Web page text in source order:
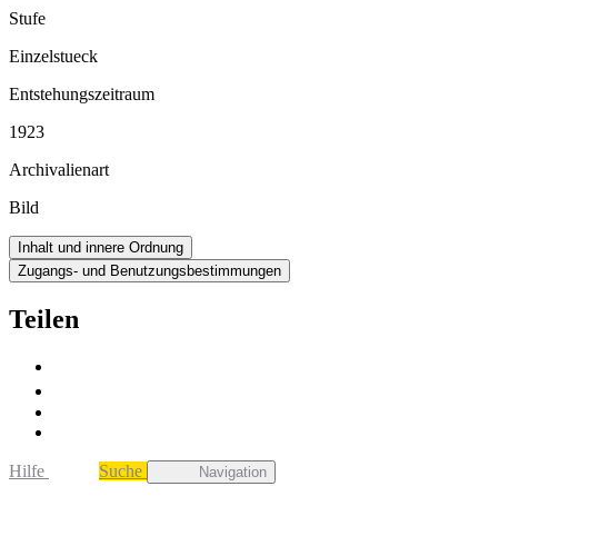
Stufe
Einzelstueck
Entstehungszeitraum
1923
Archivalienart
Bild
Inhalt und innere Ordnung
Zugangs- und Benutzungsbestimmungen
Teilen
Hilfe Suche Navigation